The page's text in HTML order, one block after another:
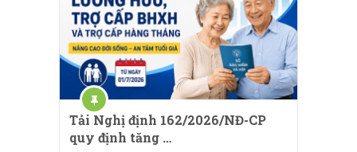
Tải Nghị định 162/2026/NĐ-CP
quy định tăng …